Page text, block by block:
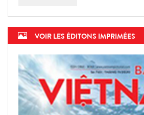
VOIR LES ÉDITONS IMPRIMÉES